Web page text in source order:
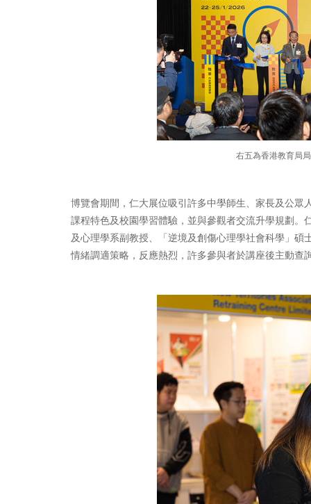
右五為香港教育局
博覽會期間，仁大展位吸引許多中學師生、家長及公
課程特色及校園學習體驗，並與參觀者交流升學規劃
及心理學系副教授、「逆境及創傷心理學社會科學」
情緒調適策略，反應熱烈，許多參與者於講座後主動查